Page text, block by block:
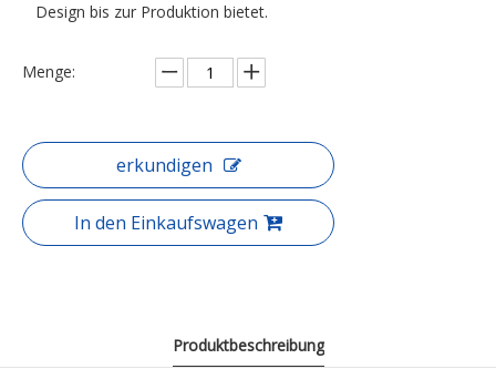
Design bis zur Produktion bietet.
Menge:
erkundigen
In den Einkaufswagen
Produktbeschreibung